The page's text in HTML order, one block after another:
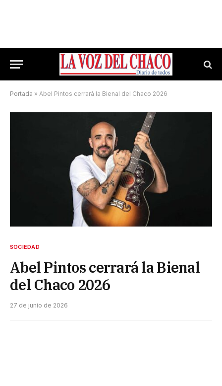
Portada » Abel Pintos cerrará la Bienal del Chaco 2026
SOCIEDAD
Abel Pintos cerrará la Bienal
del Chaco 2026
27 de junio de 2026